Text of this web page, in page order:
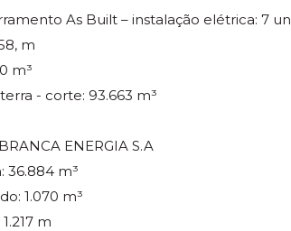
As Built – instalação elétrica: 7 un
m
m³
- corte: 93.663 m³
ENERGIA S.A
36.884 m³
1.070 m³
m